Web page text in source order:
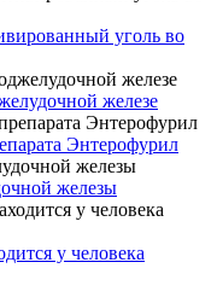
уголь во
железе
Энтерофурил
железы
у человека